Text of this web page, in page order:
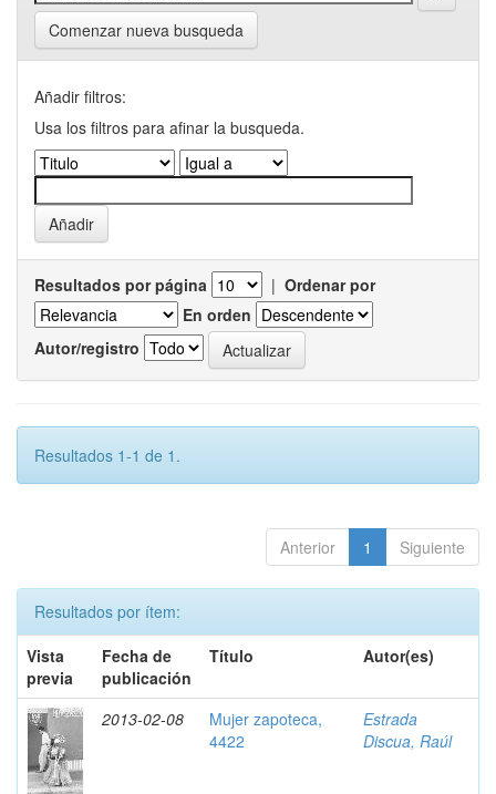
Comenzar nueva busqueda
Añadir filtros:
Usa los filtros para afinar la busqueda.
Resultados por página | Ordenar por
En orden
Autor/registro
Resultados 1-1 de 1.
Anterior 1 Siguiente
Resultados por ítem:
Vista
previa
Fecha de
publicación
Título Autor(es)
2013-02-08
Mujer zapoteca,
4422
Estrada
Discua, Raúl